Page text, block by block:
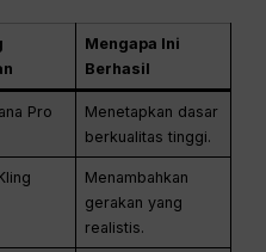
Mengapa Ini
Berhasil
Pro
Menetapkan dasar
berkualitas tinggi.
Menambahkan
gerakan yang
realistis.